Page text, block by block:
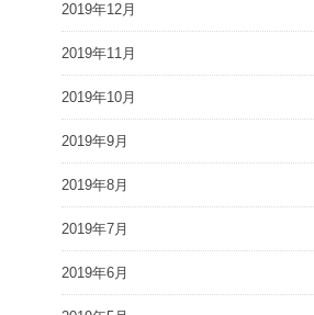
2019年12月
2019年11月
2019年10月
2019年9月
2019年8月
2019年7月
2019年6月